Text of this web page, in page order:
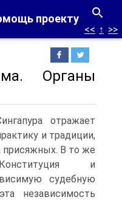
проекту
<< ↑ >>
Органы
отражает
и традиции,
присяжных. В то же
и
судебную
независимость